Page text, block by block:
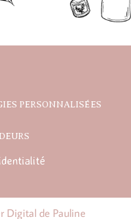
PERSONNALISÉES
Digital de Pauline